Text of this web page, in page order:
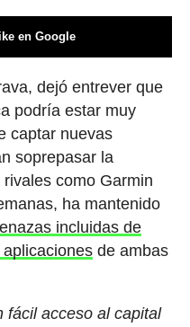
en Google
dejó entrever que
podría estar muy
captar nuevas
soprepasar la
como Garmin
ha mantenido
incluidas de
de ambas
fácil acceso al capital